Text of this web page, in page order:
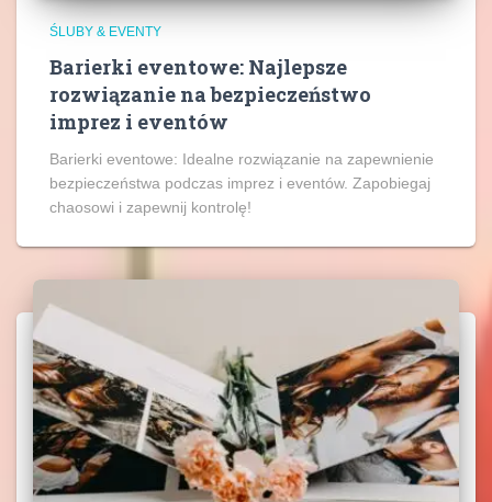
ŚLUBY & EVENTY
Barierki eventowe: Najlepsze
rozwiązanie na bezpieczeństwo
imprez i eventów
Barierki eventowe: Idealne rozwiązanie na zapewnienie
bezpieczeństwa podczas imprez i eventów. Zapobiegaj
chaosowi i zapewnij kontrolę!